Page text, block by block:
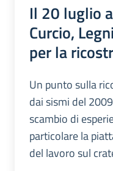
Il 20 luglio
Curcio,
per la
Un punto sulla
dai sismi del
scambio di
particolare la
del lavoro sul